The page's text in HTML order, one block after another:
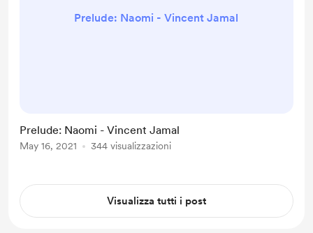
Prelude: Naomi - Vincent Jamal
Prelude: Naomi - Vincent Jamal
May 16, 2021 344 visualizzazioni
Visualizza tutti i post